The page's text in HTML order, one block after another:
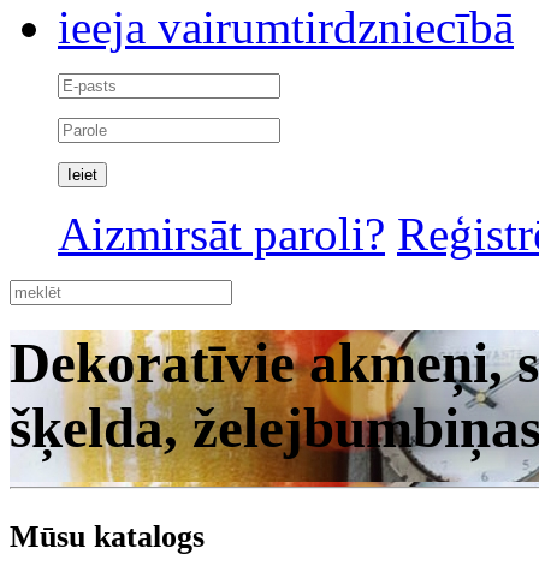
ieeja vairumtirdzniecībā
Aizmirsāt paroli?
Dekoratīvie akmeņi,
šķelda,
Mūsu katalogs